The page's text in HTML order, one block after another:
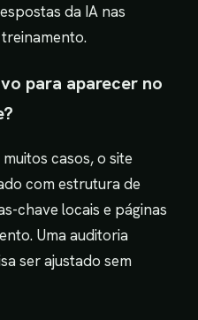
da IA nas
para aparecer no
casos, o site
com estrutura de
chave locais e páginas
Uma auditoria
ser ajustado sem